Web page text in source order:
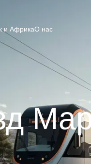
и АфрикаО нас